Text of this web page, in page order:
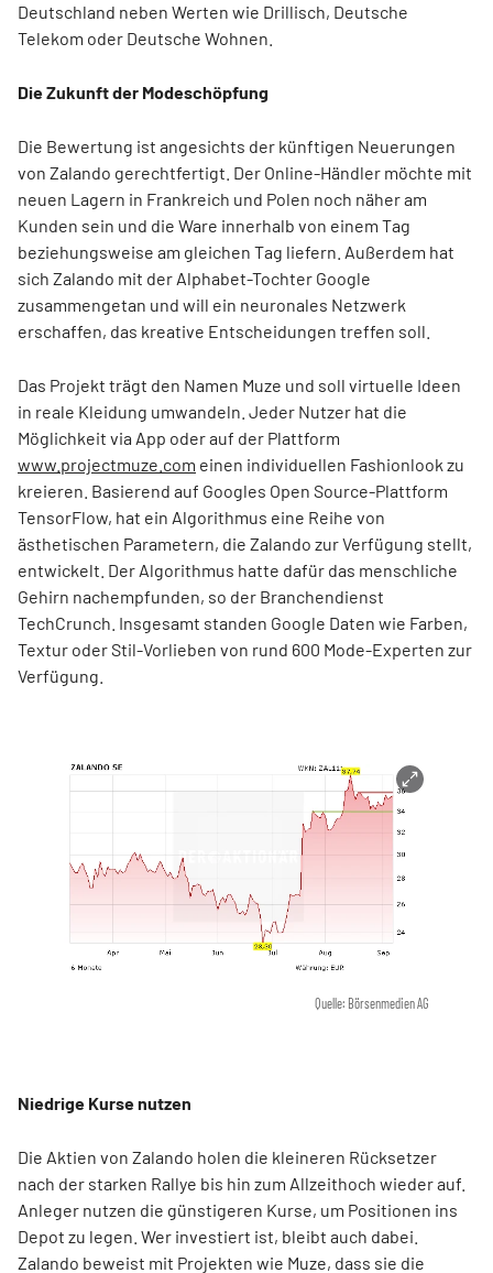
Deutschland neben Werten wie Drillisch, Deutsche
Telekom oder Deutsche Wohnen.
Die Zukunft der Modeschöpfung
Die Bewertung ist angesichts der künftigen Neuerungen
von Zalando gerechtfertigt. Der Online-Händler möchte mit
neuen Lagern in Frankreich und Polen noch näher am
Kunden sein und die Ware innerhalb von einem Tag
beziehungsweise am gleichen Tag liefern. Außerdem hat
sich Zalando mit der Alphabet-Tochter Google
zusammengetan und will ein neuronales Netzwerk
erschaffen, das kreative Entscheidungen treffen soll.
Das Projekt trägt den Namen Muze und soll virtuelle Ideen
in reale Kleidung umwandeln. Jeder Nutzer hat die
Möglichkeit via App oder auf der Plattform
www.projectmuze.com einen individuellen Fashionlook zu
kreieren. Basierend auf Googles Open Source-Plattform
TensorFlow, hat ein Algorithmus eine Reihe von
ästhetischen Parametern, die Zalando zur Verfügung stellt,
entwickelt. Der Algorithmus hatte dafür das menschliche
Gehirn nachempfunden, so der Branchendienst
TechCrunch. Insgesamt standen Google Daten wie Farben,
Textur oder Stil-Vorlieben von rund 600 Mode-Experten zur
Verfügung.
Quelle: Börsenmedien AG
Niedrige Kurse nutzen
Die Aktien von Zalando holen die kleineren Rücksetzer
nach der starken Rallye bis hin zum Allzeithoch wieder auf.
Anleger nutzen die günstigeren Kurse, um Positionen ins
Depot zu legen. Wer investiert ist, bleibt auch dabei.
Zalando beweist mit Projekten wie Muze, dass sie die